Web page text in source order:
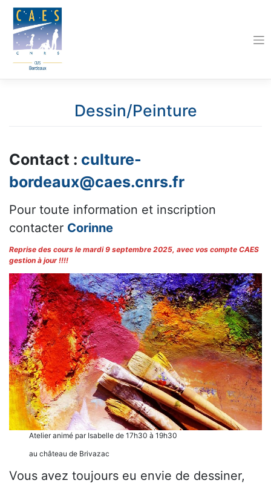
content
Dessin/Peinture
Contact : culture-
bordeaux@caes.cnrs.fr
Pour toute information et inscription
contacter Corinne
Reprise des cours le mardi 9 septembre 2025, avec vos compte CAES
gestion à jour !!!!
Atelier animé par Isabelle de 17h30 à 19h30
au château de Brivazac
Vous avez toujours eu envie de dessiner,